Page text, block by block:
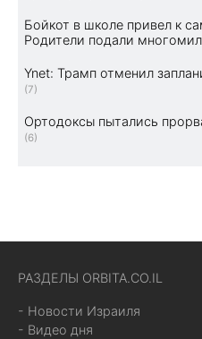
Бойкот в школе привел к
Родители подали
Ynet: Трамп отменил
(7)
Ортодоксы пытались
(6)
РАЗДЕЛЫ ORBITA.CO.IL
- Новости Израиля
- Видео дня